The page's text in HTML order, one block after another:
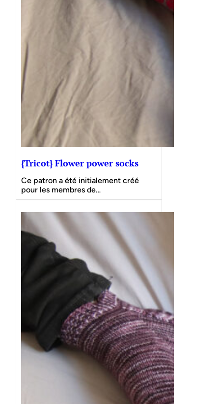
{Tricot} Flower power socks
Ce patron a été initialement créé
pour les membres de…